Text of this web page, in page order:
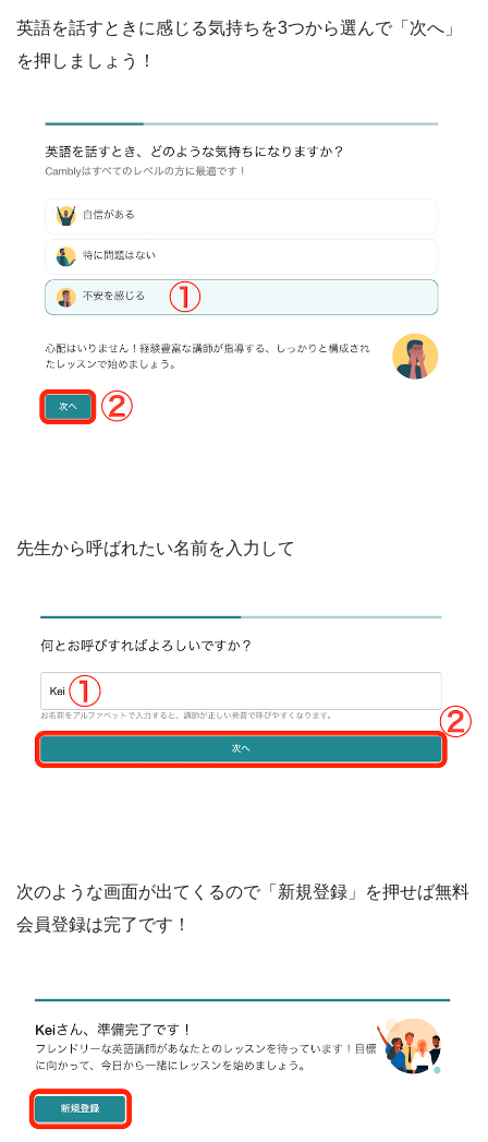
英語を話すときに感じる気持ちを3つから選んで「次へ」
を押しましょう！
先生から呼ばれたい名前を入力して
次のような画面が出てくるので「新規登録」を押せば無料
会員登録は完了です！